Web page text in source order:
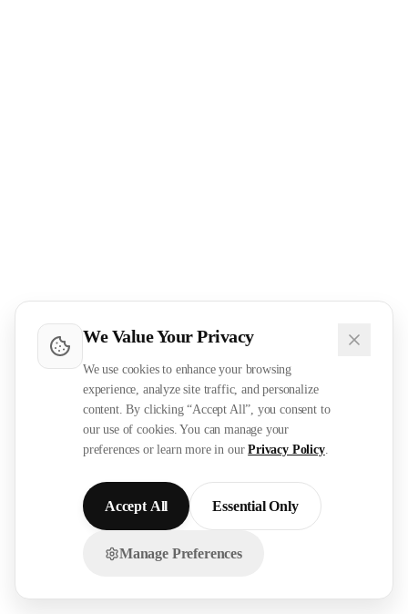
We Value Your Privacy
We use cookies to enhance your browsing
experience, analyze site traffic, and personalize
content. By clicking “Accept All”, you consent to
our use of cookies. You can manage your
preferences or learn more in our Privacy Policy.
Accept All Essential Only
Manage Preferences